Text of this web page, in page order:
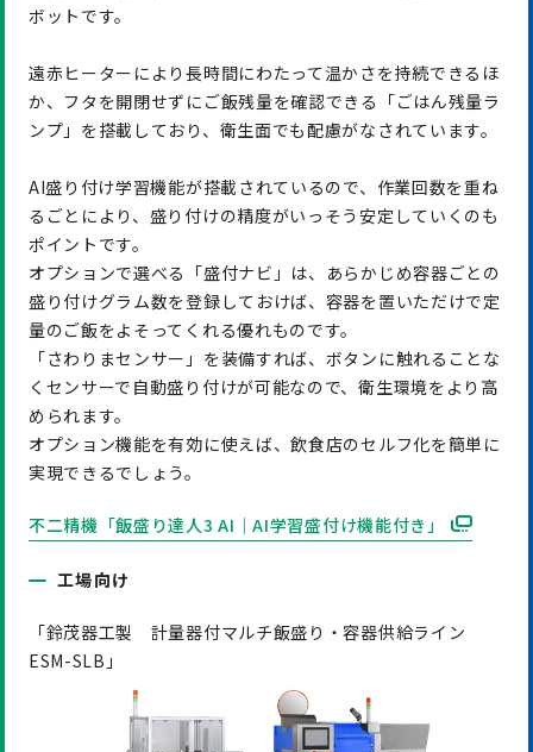
ボットです。
遠赤ヒーターにより長時間にわたって温かさを持続できるほ
か、フタを開閉せずにご飯残量を確認できる「ごはん残量ラ
ンプ」を搭載しており、衛生面でも配慮がなされています。
AI盛り付け学習機能が搭載されているので、作業回数を重ね
るごとにより、盛り付けの精度がいっそう安定していくのも
ポイントです。
オプションで選べる「盛付ナビ」は、あらかじめ容器ごとの
盛り付けグラム数を登録しておけば、容器を置いただけで定
量のご飯をよそってくれる優れものです。
「さわりまセンサー」を装備すれば、ボタンに触れることな
くセンサーで自動盛り付けが可能なので、衛生環境をより高
められます。
オプション機能を有効に使えば、飲食店のセルフ化を簡単に
実現できるでしょう。
不二精機「飯盛り達人3 AI｜AI学習盛付け機能付き」
工場向け
「鈴茂器工製 計量器付マルチ飯盛り・容器供給ライン
ESM-SLB」